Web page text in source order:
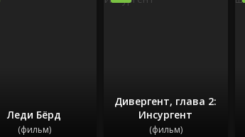
Леди Бёрд
(фильм)
Дивергент, глава 2:
Инсургент
(фильм)